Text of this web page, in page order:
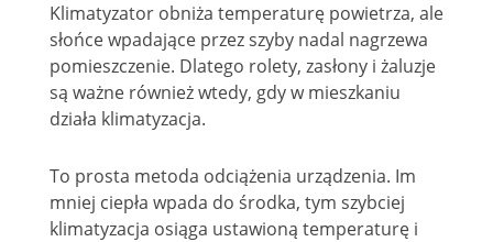
Klimatyzator obniża temperaturę powietrza, ale
słońce wpadające przez szyby nadal nagrzewa
pomieszczenie. Dlatego rolety, zasłony i żaluzje
są ważne również wtedy, gdy w mieszkaniu
działa klimatyzacja.
To prosta metoda odciążenia urządzenia. Im
mniej ciepła wpada do środka, tym szybciej
klimatyzacja osiąga ustawioną temperaturę i